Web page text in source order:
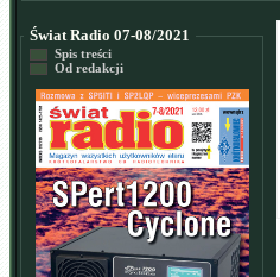
Świat Radio 07-08/2021
Spis treści
Od redakcji